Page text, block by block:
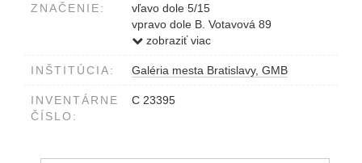
ZNAČENIE:
vľavo dole 5/15
vpravo dole B. Votavová 89
v strede dole Ker I.
zobraziť viac
INŠTITÚCIA: Galéria mesta Bratislavy, GMB
INVENTÁRNE
ČÍSLO:
C 23395